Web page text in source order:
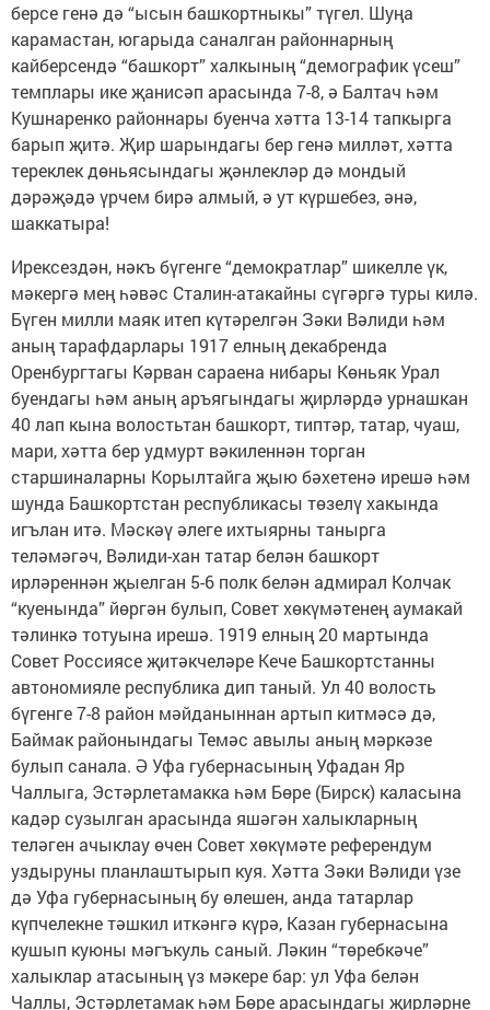
берсе генә дә “ысын башкортныкы” түгел. Шуңа
карамастан, югарыда саналган районнарның
кайберсендә “башкорт” халкының “демографик үсеш”
темплары ике җанисәп арасында 7-8, ә Балтач һәм
Кушнаренко районнары буенча хәтта 13-14 тапкырга
барып җитә. Җир шарындагы бер генә милләт, хәтта
тереклек дөньясындагы җәнлекләр дә мондый
дәрәҗәдә үрчем бирә алмый, ә ут күршебез, әнә,
шаккатыра!
Ирексездән, нәкъ бүгенге “демократлар” шикелле үк,
мәкергә мең һәвәс Сталин-атакайны сүгәргә туры килә.
Бүген милли маяк итеп күтәрелгән Зәки Вәлиди һәм
аның тарафдарлары 1917 елның декабренда
Оренбургтагы Кәрван сараена нибары Көньяк Урал
буендагы һәм аның аръягындагы җирләрдә урнашкан
40 лап кына волостьтан башкорт, типтәр, татар, чуаш,
мари, хәтта бер удмурт вәкиленнән торган
старшиналарны Корылтайга җыю бәхетенә ирешә һәм
шунда Башкортстан республикасы төзелү хакында
игълан итә. Мәскәү әлеге ихтыярны танырга
теләмәгәч, Вәлиди-хан татар белән башкорт
ирләреннән җыелган 5-6 полк белән адмирал Колчак
“куенында” йөргән булып, Совет хөкүмәтенең аумакай
тәлинкә тотуына ирешә. 1919 елның 20 мартында
Совет Россиясе җитәкчеләре Кече Башкорт­станны
автономияле респуб­лика дип таный. Ул 40 волость
бүгенге 7-8 район мәйданыннан артып китмәсә дә,
Баймак районындагы Темәс авылы аның мәркәзе
булып санала. Ә Уфа губернасының Уфадан Яр
Чаллыга, Эстәрлетамакка һәм Бөре (Бирск) каласына
кадәр сузылган арасында яшәгән халыкларның
теләген ачыклау өчен Совет хөкүмәте референдум
уздыруны планлаштырып куя. Хәтта Зәки Вәлиди үзе
дә Уфа губернасының бу өлешен, анда татарлар
күпчелекне тәшкил иткәнгә күрә, Казан губернасына
кушып куюны мәгъкуль саный. Ләкин “төребкәче”
халыклар атасының үз мәкере бар: ул Уфа белән
Чаллы, Эстәрлетамак һәм Бөре арасындагы җирләрне